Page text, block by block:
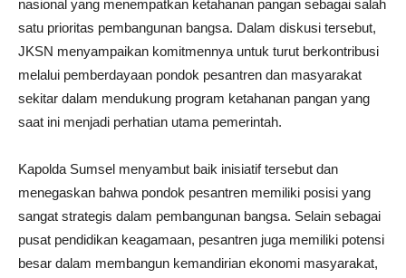
nasional yang menempatkan ketahanan pangan sebagai salah
satu prioritas pembangunan bangsa. Dalam diskusi tersebut,
JKSN menyampaikan komitmennya untuk turut berkontribusi
melalui pemberdayaan pondok pesantren dan masyarakat
sekitar dalam mendukung program ketahanan pangan yang
saat ini menjadi perhatian utama pemerintah.
Kapolda Sumsel menyambut baik inisiatif tersebut dan
menegaskan bahwa pondok pesantren memiliki posisi yang
sangat strategis dalam pembangunan bangsa. Selain sebagai
pusat pendidikan keagamaan, pesantren juga memiliki potensi
besar dalam membangun kemandirian ekonomi masyarakat,